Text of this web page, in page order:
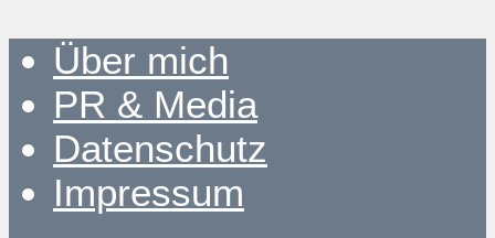
Über mich
PR & Media
Datenschutz
Impressum